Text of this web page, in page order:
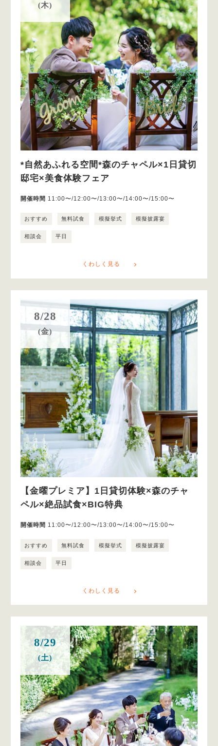
(木)
*自然あふれる空間*森のチャペル×1日貸切
邸宅×美食体験フェア
開催時間 11:00〜/12:00〜/13:00〜/14:00〜/15:00〜
おすすめ 無料試食 模擬挙式 模擬披露宴
相談会 平日
くわしく見る
8/28
(金)
【金曜プレミア】1日貸切体験×森のチャ
ペル×絶品試食×BIG特典
開催時間 11:00〜/12:00〜/13:00〜/14:00〜/15:00〜
おすすめ 無料試食 模擬挙式 模擬披露宴
相談会 平日
くわしく見る
8/29
(土)